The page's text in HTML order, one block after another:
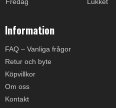
Fredag
Lukket
Information
FAQ – Vanliga frågor
Retur och byte
Köpvillkor
Om oss
Kontakt